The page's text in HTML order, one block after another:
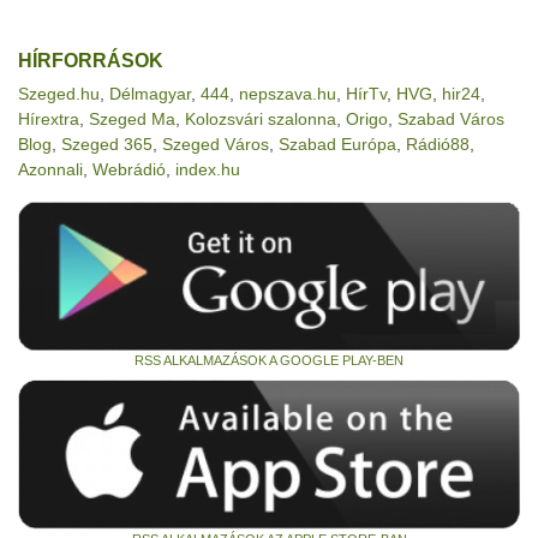
HÍRFORRÁSOK
Szeged.hu Délmagyar, 444 nepszava.hu HírTv, HVG hir24
Hírextra Szeged Ma Kolozsvári szalonna Origo Szabad Város
Blog Szeged 365 Szeged Város Szabad Európa Rádió88
Azonnali Webrádió index.hu
RSS ALKALMAZÁSOK A GOOGLE PLAY-BEN